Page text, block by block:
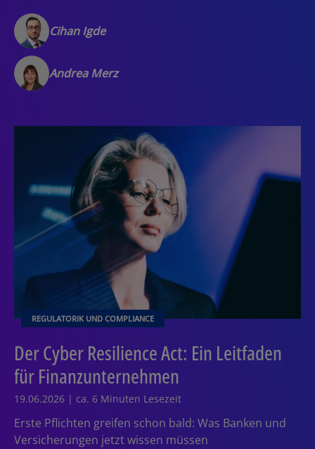
Cihan Igde
Andrea Merz
REGULATORIK UND COMPLIANCE
Der Cyber Resilience Act: Ein Leitfaden
für Finanzunternehmen
19.06.2026 | ca. 6 Minuten Lesezeit
Erste Pflichten greifen schon bald: Was Banken und
Versicherungen jetzt wissen müssen